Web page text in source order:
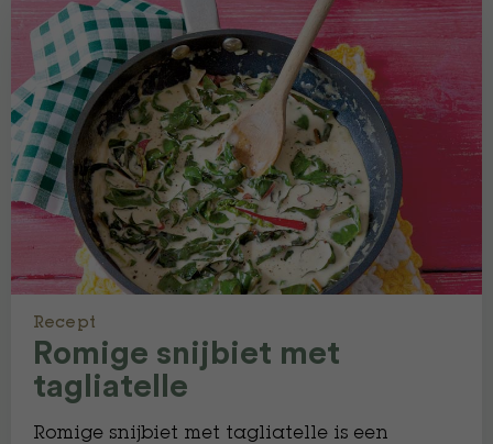
Recept
Romige snijbiet met
tagliatelle
Romige snijbiet met tagliatelle is een